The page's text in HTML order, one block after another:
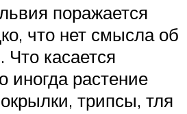
поражается
что нет смысла об
Что касается
иногда растение
трипсы, тля